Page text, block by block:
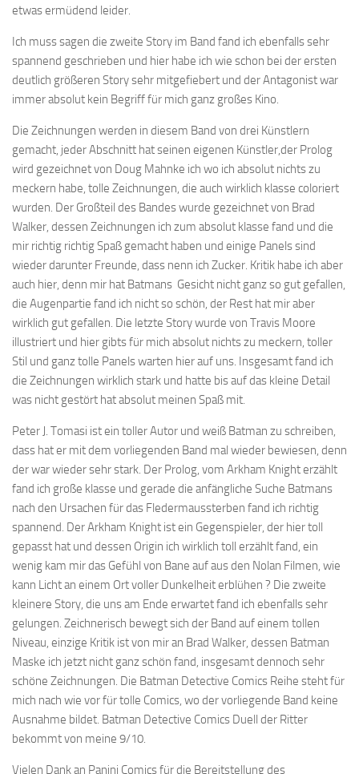
etwas ermüdend leider.
Ich muss sagen die zweite Story im Band fand ich ebenfalls sehr
spannend geschrieben und hier habe ich wie schon bei der ersten
deutlich größeren Story sehr mitgefiebert und der Antagonist war
immer absolut kein Begriff für mich ganz großes Kino.
Die Zeichnungen werden in diesem Band von drei Künstlern
gemacht, jeder Abschnitt hat seinen eigenen Künstler,der Prolog
wird gezeichnet von Doug Mahnke ich wo ich absolut nichts zu
meckern habe, tolle Zeichnungen, die auch wirklich klasse coloriert
wurden. Der Großteil des Bandes wurde gezeichnet von Brad
Walker, dessen Zeichnungen ich zum absolut klasse fand und die
mir richtig richtig Spaß gemacht haben und einige Panels sind
wieder darunter Freunde, dass nenn ich Zucker. Kritik habe ich aber
auch hier, denn mir hat Batmans Gesicht nicht ganz so gut gefallen,
die Augenpartie fand ich nicht so schön, der Rest hat mir aber
wirklich gut gefallen. Die letzte Story wurde von Travis Moore
illustriert und hier gibts für mich absolut nichts zu meckern, toller
Stil und ganz tolle Panels warten hier auf uns. Insgesamt fand ich
die Zeichnungen wirklich stark und hatte bis auf das kleine Detail
was nicht gestört hat absolut meinen Spaß mit.
Peter J. Tomasi ist ein toller Autor und weiß Batman zu schreiben,
dass hat er mit dem vorliegenden Band mal wieder bewiesen, denn
der war wieder sehr stark. Der Prolog, vom Arkham Knight erzählt
fand ich große klasse und gerade die anfängliche Suche Batmans
nach den Ursachen für das Fledermaussterben fand ich richtig
spannend. Der Arkham Knight ist ein Gegenspieler, der hier toll
gepasst hat und dessen Origin ich wirklich toll erzählt fand, ein
wenig kam mir das Gefühl von Bane auf aus den Nolan Filmen, wie
kann Licht an einem Ort voller Dunkelheit erblühen ? Die zweite
kleinere Story, die uns am Ende erwartet fand ich ebenfalls sehr
gelungen. Zeichnerisch bewegt sich der Band auf einem tollen
Niveau, einzige Kritik ist von mir an Brad Walker, dessen Batman
Maske ich jetzt nicht ganz schön fand, insgesamt dennoch sehr
schöne Zeichnungen. Die Batman Detective Comics Reihe steht für
mich nach wie vor für tolle Comics, wo der vorliegende Band keine
Ausnahme bildet. Batman Detective Comics Duell der Ritter
bekommt von meine 9/10.
Vielen Dank an Panini Comics für die Bereitstellung des